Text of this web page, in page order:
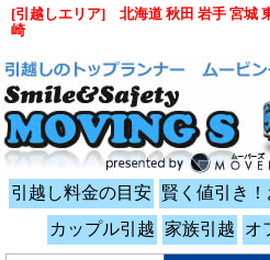
引越し料金の目安 賢く値引き
カップル引越 家族引越 オ
[引越しエリア] 北海道 秋田 岩手 宮城
崎